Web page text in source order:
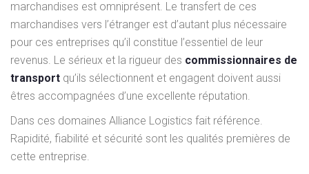
marchandises est omniprésent. Le transfert de ces
marchandises vers l’étranger est d’autant plus nécessaire
pour ces entreprises qu’il constitue l’essentiel de leur
revenus. Le sérieux et la rigueur des commissionnaires de
transport qu’ils sélectionnent et engagent doivent aussi
êtres accompagnées d’une excellente réputation.
Dans ces domaines Alliance Logistics fait référence.
Rapidité, fiabilité et sécurité sont les qualités premières de
cette entreprise.